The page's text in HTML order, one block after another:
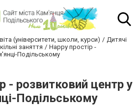
(університети, школи, курси)
Дитячі
заняття
Happy простір -
Подільському
- розвитковий центр у
Подільському